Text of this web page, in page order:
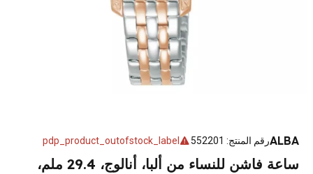
ALBAرقم المنتج:
552201
pdp_product_outofstock_label
ساعة فاشن للنساء من ألبا، أنالوج، 29.4 ملم،